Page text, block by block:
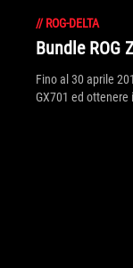
// ROG-DELTA
Bundle ROG
Fino al 30 aprile